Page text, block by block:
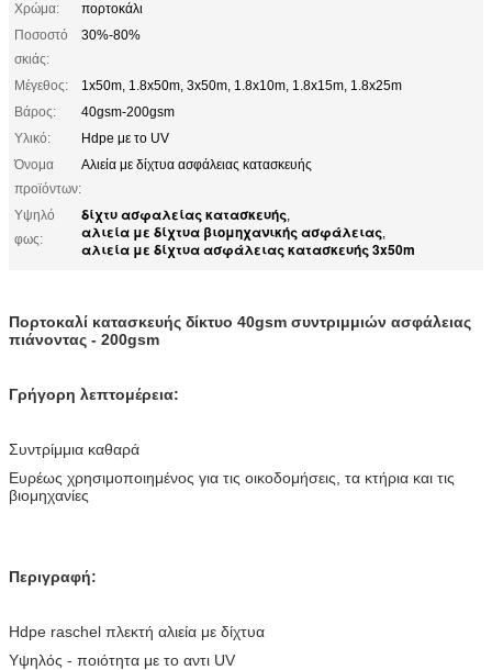
Χρώμα:
πορτοκάλι
Ποσοστό
σκιάς:
30%-80%
Μέγεθος:
1x50m, 1.8x50m, 3x50m, 1.8x10m, 1.8x15m, 1.8x25m
Βάρος:
40gsm-200gsm
Υλικό:
Hdpe με το UV
Όνομα
προϊόντων:
Αλιεία με δίχτυα ασφάλειας κατασκευής
Υψηλό
φως:
δίχτυ ασφαλείας κατασκευής,
αλιεία με δίχτυα βιομηχανικής ασφάλειας,
αλιεία με δίχτυα ασφάλειας κατασκευής 3x50m
Πορτοκαλί κατασκευής δίκτυο 40gsm συντριμμιών ασφάλειας
πιάνοντας - 200gsm
Γρήγορη λεπτομέρεια:
Συντρίμμια καθαρά
Ευρέως χρησιμοποιημένος για τις οικοδομήσεις, τα κτήρια και τις
βιομηχανίες
Περιγραφή:
Hdpe raschel πλεκτή αλιεία με δίχτυα
Υψηλός - ποιότητα με το αντι UV